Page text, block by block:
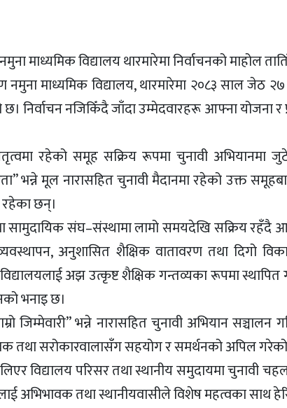
माध्यमिक विद्यालय थारमारेमा निर्वाचनको माहोल
माध्यमिक विद्यालय, थारमारेमा २०८३ साल जेठ
छ। निर्वाचन नजिकिँदै जाँदा उम्मेदवारहरू आफ्ना योजना
रहेको समूह सक्रिय रूपमा चुनावी अभियानमा
भन्ने मूल नारासहित चुनावी मैदानमा रहेको उक्त
रहेका छन्।
सामुदायिक संघ–संस्थामा लामो समयदेखि सक्रिय
अनुशासित शैक्षिक वातावरण तथा दिगो
अझ उत्कृष्ट शैक्षिक गन्तव्यका रूपमा
भनाइ छ।
हाम्रो जिम्मेवारी” भन्ने नारासहित चुनावी अभियान
तथा सरोकारवालासँग सहयोग र समर्थनको अपिल
विद्यालय परिसर तथा स्थानीय समुदायमा चुनावी
अभिभावक तथा स्थानीयवासीले विशेष महत्वका साथ